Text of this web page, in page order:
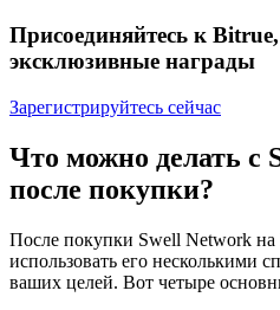
Присоединяйтесь к
эксклюзивные награды
Зарегистрируйтесь сейчас
Что можно делать с
после покупки?
После покупки Swell Network
использовать его несколькими
ваших целей. Вот четыре